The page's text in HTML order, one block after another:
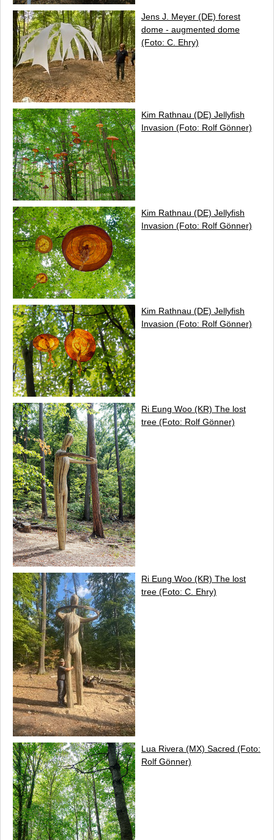
Jens J. Meyer (DE) forest
dome - augmented dome
(Foto: C. Ehry)
Kim Rathnau (DE) Jellyfish
Invasion (Foto: Rolf Gönner)
Kim Rathnau (DE) Jellyfish
Invasion (Foto: Rolf Gönner)
Kim Rathnau (DE) Jellyfish
Invasion (Foto: Rolf Gönner)
Ri Eung Woo (KR) The lost
tree (Foto: Rolf Gönner)
Ri Eung Woo (KR) The lost
tree (Foto: C. Ehry)
Lua Rivera (MX) Sacred (Foto:
Rolf Gönner)